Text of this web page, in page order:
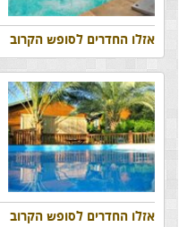
אזלו החדרים לסופש הקרוב
אזלו החדרים לסופש הקרוב